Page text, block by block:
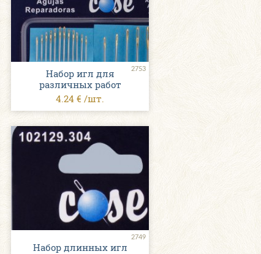
2753
Набор игл для
различных работ
4.24 € /шт.
2749
Набор длинных игл